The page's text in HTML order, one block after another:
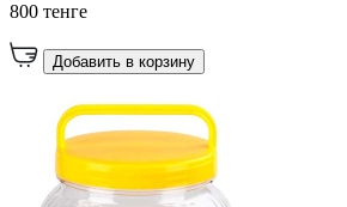
800 тенге
Добавить в корзину